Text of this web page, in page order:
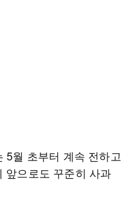
5월 초부터 계속 전하고
앞으로도 꾸준히 사과